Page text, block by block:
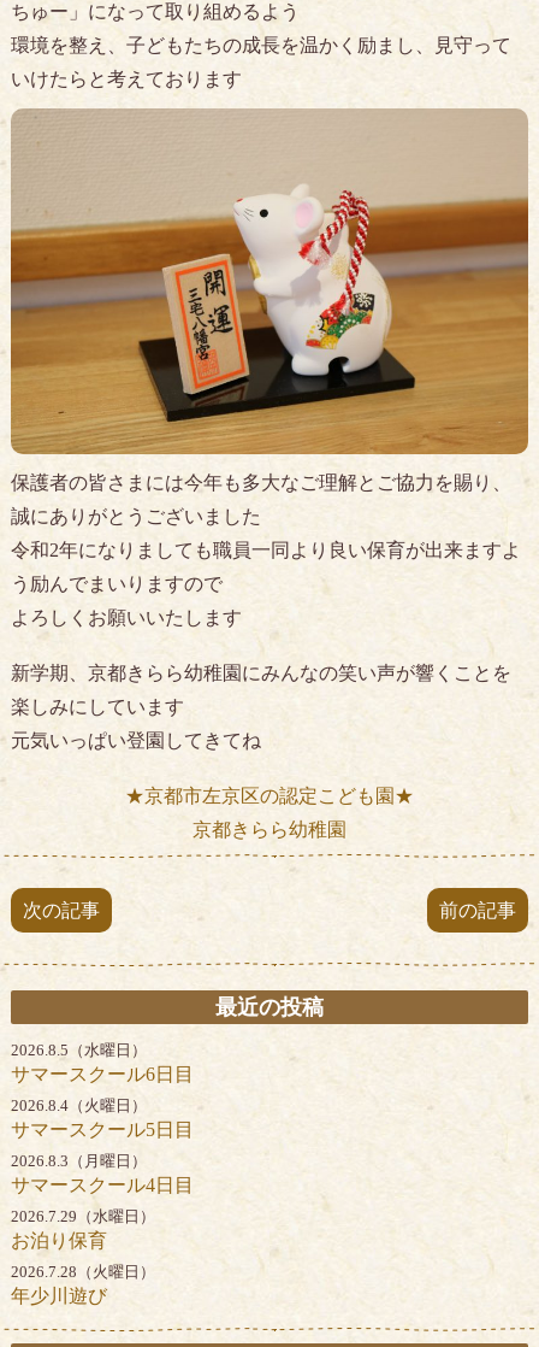
ちゅー」になって取り組めるよう
環境を整え、子どもたちの成長を温かく励まし、見守って
いけたらと考えております
保護者の皆さまには今年も多大なご理解とご協力を賜り、
誠にありがとうございました
令和2年になりましても職員一同より良い保育が出来ますよ
う励んでまいりますので
よろしくお願いいたします
新学期、京都きらら幼稚園にみんなの笑い声が響くことを
楽しみにしています
元気いっぱい登園してきてね
★京都市左京区の認定こども園★
京都きらら幼稚園
次の記事 前の記事
最近の投稿
2026.8.5（水曜日）
サマースクール6日目
2026.8.4（火曜日）
サマースクール5日目
2026.8.3（月曜日）
サマースクール4日目
2026.7.29（水曜日）
お泊り保育
2026.7.28（火曜日）
年少川遊び